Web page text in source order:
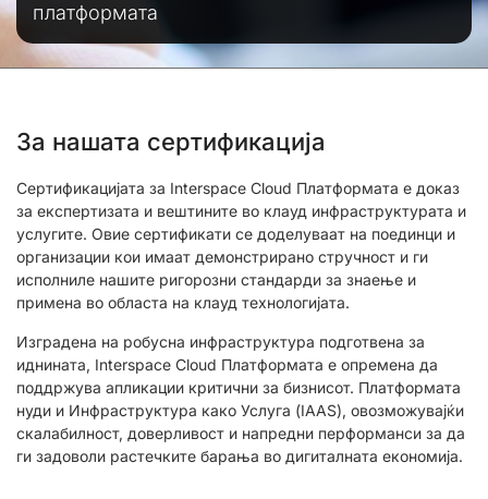
платформата
За нашата сертификација
Сертификацијата за Interspace Cloud Платформата е доказ
за експертизата и вештините во клауд инфраструктурата и
услугите. Овие сертификати се доделуваат на поединци и
организации кои имаат демонстрирано стручност и ги
исполниле нашите ригорозни стандарди за знаење и
примена во областа на клауд технологијата.
Изградена на робусна инфраструктура подготвена за
иднината, Interspace Cloud Платформата е опремена да
поддржува апликации критични за бизнисот. Платформата
нуди и Инфраструктура како Услуга (IAAS), овозможувајќи
скалабилност, доверливост и напредни перформанси за да
ги задоволи растечките барања во дигиталната економија.